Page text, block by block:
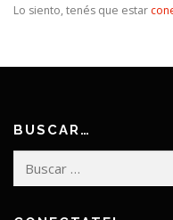
Lo siento, tenés que estar
BUSCAR…